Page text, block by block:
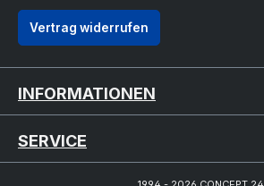
Vertrag widerrufen
INFORMATIONEN
SERVICE